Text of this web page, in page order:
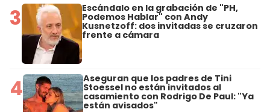
3 Escándalo en la grabación de "PH,
Podemos Hablar" con Andy
Kusnetzoff: dos invitadas se cruzaron
frente a cámara
4 Aseguran que los padres de Tini
Stoessel no están invitados al
casamiento con Rodrigo De Paul: "Ya
están avisados"